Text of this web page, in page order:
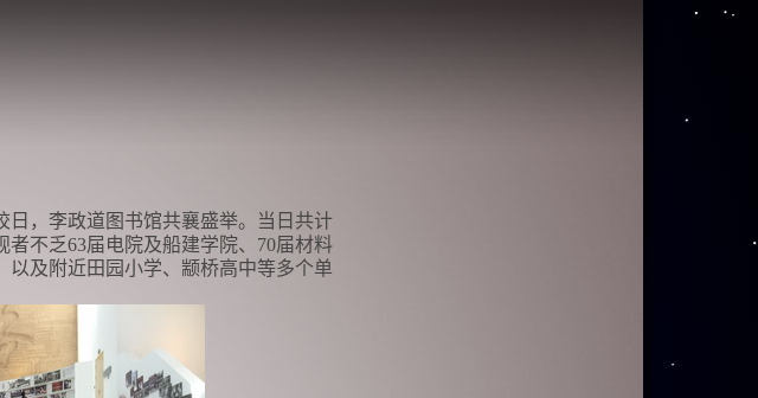
日，李政道图书馆共襄盛举。当日共计
不乏63届电院及船建学院、70届材料
以及附近田园小学、颛桥高中等多个单